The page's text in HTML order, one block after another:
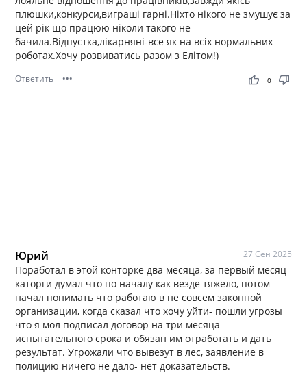
плюшки,конкурси,виграші гарні.Ніхто нікого не змушує за
цей рік що працюю ніколи такого не
бачила.Відпустка,лікарняні-все як на всіх нормальних
роботах.Хочу розвиватись разом з Елітом!)
Ответить ••• thumb_up thumb_down
0
Юрий 27 Сен 2025
Поработал в этой конторке два месяца, за первый месяц
каторги думал что по началу как везде тяжело, потом
начал понимать что работаю в не совсем законной
организации, когда сказал что хочу уйти- пошли угрозы
что я мол подписал договор на три месяца
испытательного срока и обязан им отработать и дать
результат. Угрожали что вывезут в лес, заявление в
полицию ничего не дало- нет доказательств.